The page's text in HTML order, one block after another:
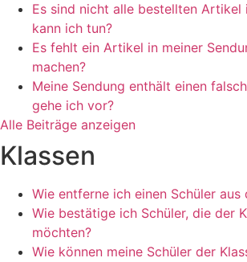
Es sind nicht alle bestellten Artikel
kann ich tun?
Es fehlt ein Artikel in meiner
machen?
Meine Sendung enthält einen
gehe ich vor?
Alle Beiträge anzeigen
Klassen
Wie entferne ich einen Schüler aus
Wie bestätige ich Schüler, die der
möchten?
Wie können meine Schüler der